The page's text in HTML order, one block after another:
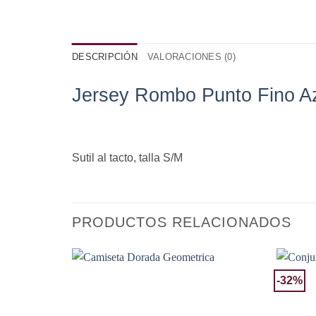
DESCRIPCIÓN VALORACIONES (0)
Jersey Rombo Punto Fino
Sutil al tacto, talla S/M
PRODUCTOS RELACIONADOS
-32%